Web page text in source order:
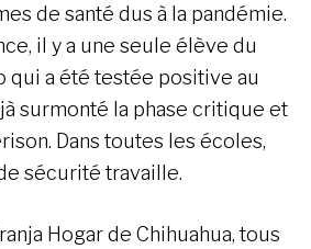
de santé dus à la pandémie.
il y a une seule élève du
qui a été testée positive au
surmonté la phase critique et
Dans toutes les écoles,
sécurité travaille.
Hogar de Chihuahua, tous